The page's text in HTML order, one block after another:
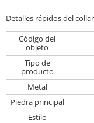
Detalles rápidos del
Código del
objeto
Tipo de
producto
Metal
Piedra principal
Estilo